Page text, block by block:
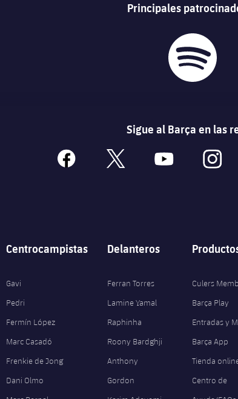
Principales
Sigue al Barça en las
facebook x youtube instagram
Centrocampistas
Gavi
Pedri
Fermín López
Marc Casadó
Frenkie de Jong
Dani Olmo
Delanteros
Ferran Torres
Lamine Yamal
Raphinha
Roony Bardghji
Anthony
Gordon
Culers
Barça Play
Entradas y
Barça App
Tienda
Centro de